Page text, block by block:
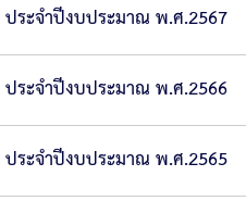
ระจำปีงบประมาณ พ.ศ.2567
ระจำปีงบประมาณ พ.ศ.2566
ระจำปีงบประมาณ พ.ศ.2565